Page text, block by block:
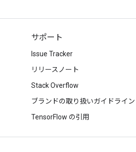
サポート
Issue Tracker
リリースノート
Stack Overflow
ブランドの取り扱いガイドライン
TensorFlow の引用